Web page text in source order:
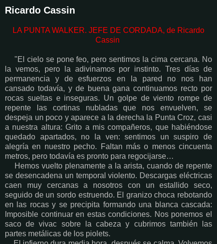
Ricardo Cassin
LA PUNTA WALKER. JEFE DE CORDADA, de Ricardo
Cassin
"El cielo se pone feo, pero sentimos la cima cercana. No
la vemos, pero la adivinamos por instinto. Tres días de
permanencia y de esfuerzos en la pared no nos han
cansado todavía, y de buena gana continuamos recto por
rocas sueltas e inseguras. Un golpe de viento rompe de
repente las cortinas nubladas que nos envuelven, se
despeja un poco y aparece a la derecha la Punta Croz, casi
a nuestra altura: Grito a mis compañeros, que habiéndose
quedado apartados, no la ven: sentimos un suspiro de
alegría en nuestro pecho. Faltan más o menos cincuenta
metros, pero todavía es pronto para regocijarse…
Hemos vuelto plenamente a la arista, cuando de repente
se desencadena un temporal violento. Descargas eléctricas
caen muy cercanas a nosotros con un estallido seco,
seguido de un sordo estruendo. El granizo choca rebotando
en las rocas y se precipita formando una blanca cascada:
Imposible continuar en estas condiciones. Nos ponemos el
saco de vivac sobre la cabeza y cubrimos también las
partes metálicas de los piolets.